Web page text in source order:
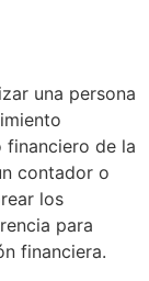
una persona
de la
contador o
los
para
financiera.